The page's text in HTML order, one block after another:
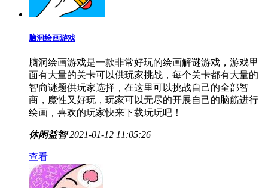
脑洞绘画游戏
脑洞绘画游戏是一款非常好玩的绘画解谜游戏，游戏里
面有大量的关卡可以供玩家挑战，每个关卡都有大量的
智商谜题供玩家选择，在这里可以挑战自己的全部智
商，魔性又好玩，玩家可以无尽的开展自己的脑筋进行
绘画，喜欢的玩家快来下载玩玩吧！
休闲益智 2021-01-12 11:05:26
查看